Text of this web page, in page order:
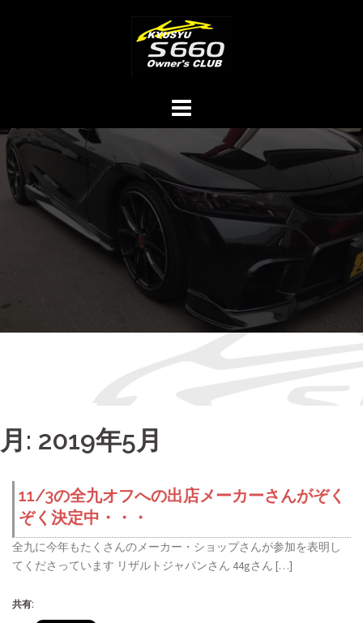
キ
プ
月: 2019年5月
11/3の全九オフへの出店メーカーさんがぞく
ぞく決定中・・・
全九に今年もたくさんのメーカー・ショップさんが参加を表明し
てくださっています リザルトジャパンさん 44gさん […]
共有: